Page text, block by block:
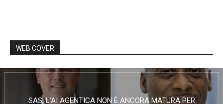
WEB COVER
SAS, L’AI AGENTICA NON È ANCORA MATURA PER